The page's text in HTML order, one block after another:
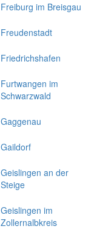
Freiburg im Breisgau
Freudenstadt
Friedrichshafen
Furtwangen im
Schwarzwald
Gaggenau
Gaildorf
Geislingen an der
Steige
Geislingen im
Zollernalbkreis